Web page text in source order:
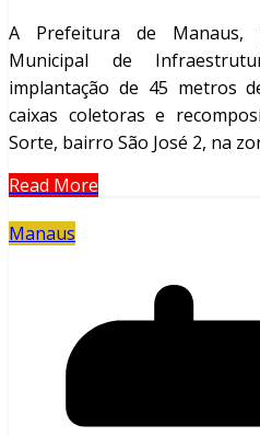
A Prefeitura de Manaus,
Municipal de
implantação de 45 metros
caixas coletoras e
Sorte, bairro São José 2, na
Read More
Manaus